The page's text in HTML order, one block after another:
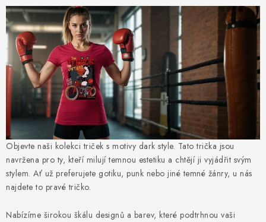
PRO PÁRY
VLASTNÍ MOTIV
TRIČKA
MIKINY
OKAMŽITĚ K ODBĚRU
B2B
MÁM SRDCE POMÁHÁM
Objevte naši kolekci triček s motivy dark style. Tato trička jsou
navržena pro ty, kteří milují temnou estetiku a chtějí ji vyjádřit svým
stylem. Ať už preferujete gotiku, punk nebo jiné temné žánry, u nás
najdete to pravé tričko.
Nabízíme širokou škálu designů a barev, které podtrhnou vaši